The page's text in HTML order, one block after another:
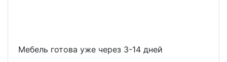
Мебель готова уже через 3-14 дней